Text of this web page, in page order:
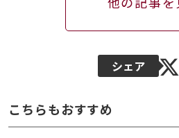
シェア
こちらもおすすめ